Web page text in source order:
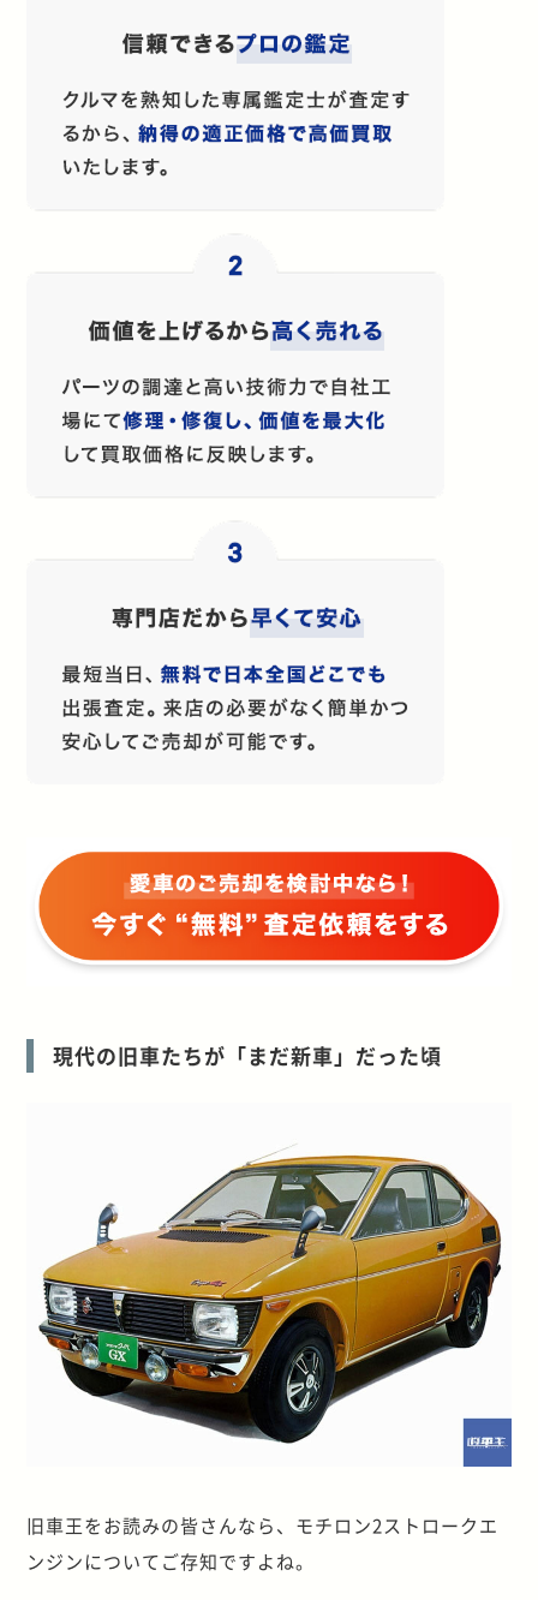
現代の旧車たちが「まだ新車」だった頃
旧車王をお読みの皆さんなら、モチロン2ストロークエ
ンジンについてご存知ですよね。